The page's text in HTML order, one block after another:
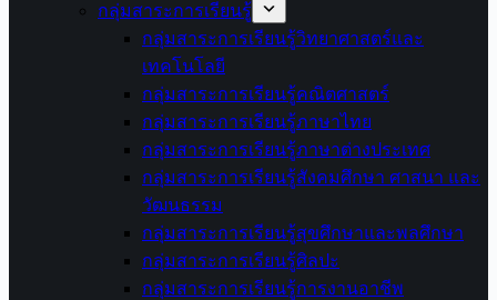
กลุ่มสาระการเรียนรู้
กลุ่มสาระการเรียนรู้วิทยาศาสตร์และ
เทคโนโลยี
กลุ่มสาระการเรียนรู้คณิตศาสตร์
กลุ่มสาระการเรียนรู้ภาษาไทย
กลุ่มสาระการเรียนรู้ภาษาต่างประเทศ
กลุ่มสาระการเรียนรู้สังคมศึกษา ศาสนา และ
วัฒนธรรม
กลุ่มสาระการเรียนรู้สุขศึกษาและพลศึกษา
กลุ่มสาระการเรียนรู้ศิลปะ
กลุ่มสาระการเรียนรู้การงานอาชีพ